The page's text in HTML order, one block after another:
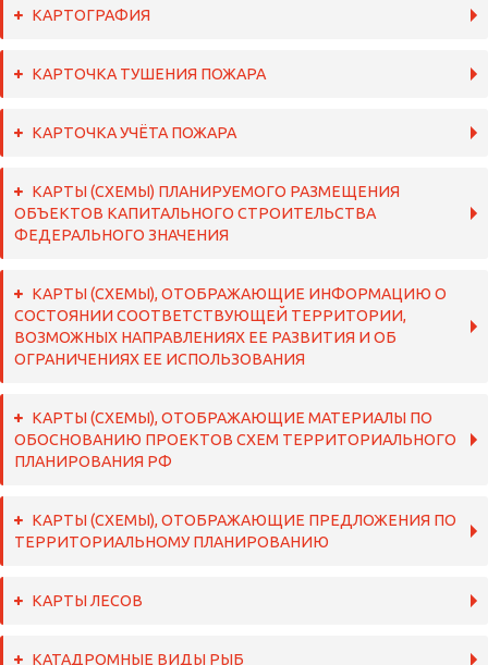
КАРТОГРАФИЯ
КАРТОЧКА ТУШЕНИЯ ПОЖАРА
КАРТОЧКА УЧЁТА ПОЖАРА
КАРТЫ (СХЕМЫ) ПЛАНИРУЕМОГО РАЗМЕЩЕНИЯ
ОБЪЕКТОВ КАПИТАЛЬНОГО СТРОИТЕЛЬСТВА
ФЕДЕРАЛЬНОГО ЗНАЧЕНИЯ
КАРТЫ (СХЕМЫ), ОТОБРАЖАЮЩИЕ ИНФОРМАЦИЮ О
СОСТОЯНИИ СООТВЕТСТВУЮЩЕЙ ТЕРРИТОРИИ,
ВОЗМОЖНЫХ НАПРАВЛЕНИЯХ ЕЕ РАЗВИТИЯ И ОБ
ОГРАНИЧЕНИЯХ ЕЕ ИСПОЛЬЗОВАНИЯ
КАРТЫ (СХЕМЫ), ОТОБРАЖАЮЩИЕ МАТЕРИАЛЫ ПО
ОБОСНОВАНИЮ ПРОЕКТОВ СХЕМ ТЕРРИТОРИАЛЬНОГО
ПЛАНИРОВАНИЯ РФ
КАРТЫ (СХЕМЫ), ОТОБРАЖАЮЩИЕ ПРЕДЛОЖЕНИЯ ПО
ТЕРРИТОРИАЛЬНОМУ ПЛАНИРОВАНИЮ
КАРТЫ ЛЕСОВ
КАТАДРОМНЫЕ ВИДЫ РЫБ